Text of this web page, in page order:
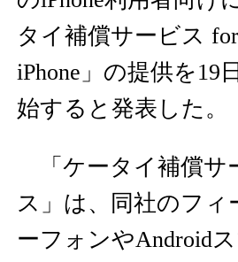
タイ補償サービス for
iPhone」の提供を19
始すると発表した。
「ケータイ補償サ
ス」は、同社のフィ
ーフォンやAndroid